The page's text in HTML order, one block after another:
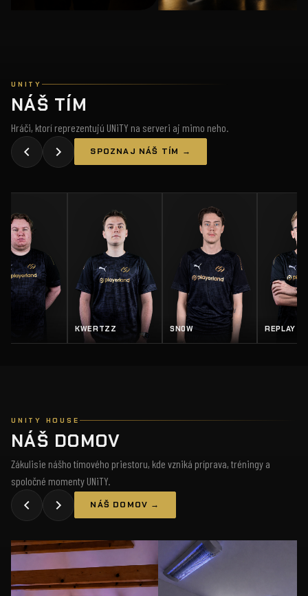
UNITY
NÁŠ TÍM
Hráči, ktorí reprezentujú UNiTY na serveri aj mimo neho.
SPOZNAJ NÁŠ TÍM →
SN0W REPLAY SALTY
UNITY HOUSE
NÁŠ DOMOV
Zákulisie nášho tímového priestoru, kde vzniká príprava, tréningy a
spoločné momenty UNiTY.
NÁŠ DOMOV →